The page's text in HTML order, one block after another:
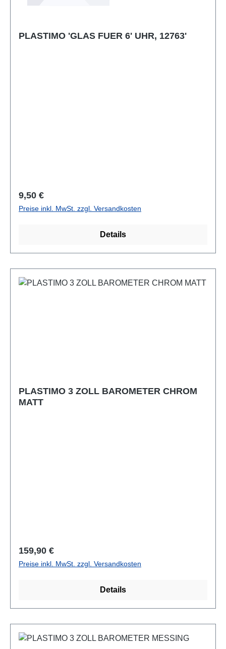
PLASTIMO 'GLAS FUER 6' UHR, 12763'
Regulärer Preis:
9,50 €
Preise inkl. MwSt. zzgl. Versandkosten
Details
PLASTIMO 3 ZOLL BAROMETER CHROM
MATT
Regulärer Preis:
159,90 €
Preise inkl. MwSt. zzgl. Versandkosten
Details